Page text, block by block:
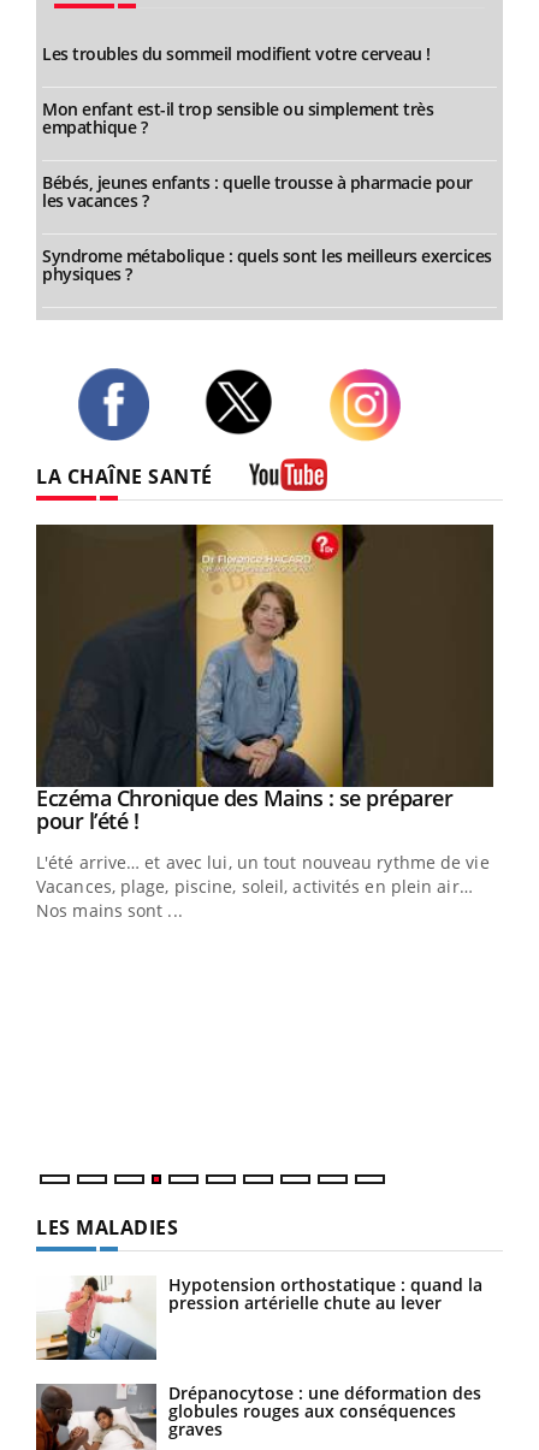
Les troubles du sommeil modifient votre cerveau !
Mon enfant est-il trop sensible ou simplement très
empathique ?
Bébés, jeunes enfants : quelle trousse à pharmacie pour
les vacances ?
Syndrome métabolique : quels sont les meilleurs exercices
physiques ?
LA CHAÎNE SANTÉ
Youtube
Eczéma Chronique des Mains : se préparer
pour l’été !Youtube
L'été arrive… et avec lui, un tout nouveau rythme de vie !
Vacances, plage, piscine, soleil, activités en plein air…
Nos mains sont ...
LES MALADIES
Hypotension orthostatique : quand la
pression artérielle chute au lever
Drépanocytose : une déformation des
globules rouges aux conséquences
graves